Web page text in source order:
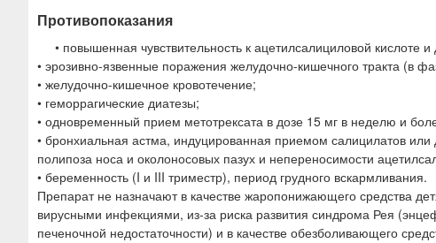
Противопоказания
• повышенная чувствительность к ацетилсалициловой
• эрозивно-язвенные поражения желудочно-кишечного тракта (в
• желудочно-кишечное кровотечение;
• геморрагические диатезы;
• одновременный прием метотрексата в дозе 15 мг в неделю и
• бронхиальная астма, индуцированная приемом салицилатов
полипоза носа и околоносовых пазух и непереносимости
• беременность (I и III триместр), период грудного вскармливания.
Препарат не назначают в качестве жаропонижающего средства
вирусными инфекциями, из-за риска развития синдрома Рея
печеночной недостаточности) и в качестве обезболивающего